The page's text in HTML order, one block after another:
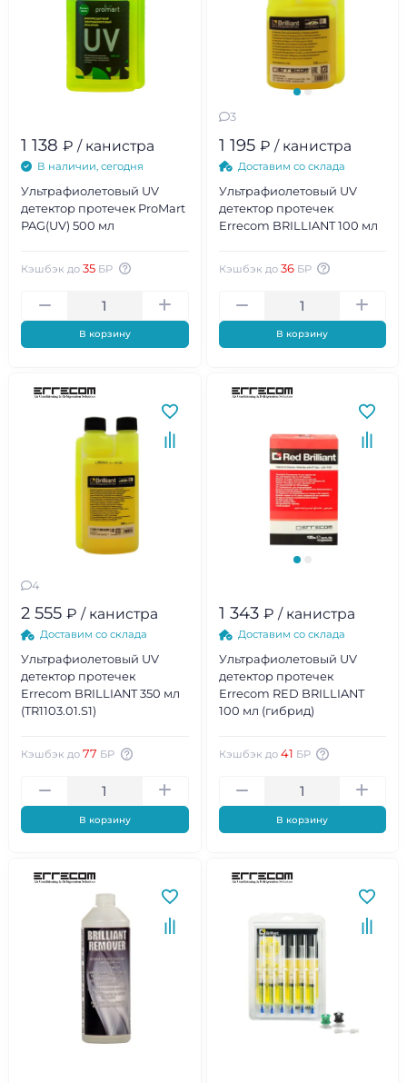
1 138 ₽ / канистра
В наличии, сегодня
Ультрафиолетовый UV
детектор протечек ProMart
PAG(UV) 500 мл
Кэшбэк до 35 БР
В корзину
3
1 195 ₽ / канистра
Доставим со склада
Ультрафиолетовый UV
детектор протечек
Errecom BRILLIANT 100 мл
Кэшбэк до 36 БР
В корзину
4
2 555 ₽ / канистра
Доставим со склада
Ультрафиолетовый UV
детектор протечек
Errecom BRILLIANT 350 мл
(TR1103.01.S1)
Кэшбэк до 77 БР
В корзину
1 343 ₽ / канистра
Доставим со склада
Ультрафиолетовый UV
детектор протечек
Errecom RED BRILLIANT
100 мл (гибрид)
Кэшбэк до 41 БР
В корзину